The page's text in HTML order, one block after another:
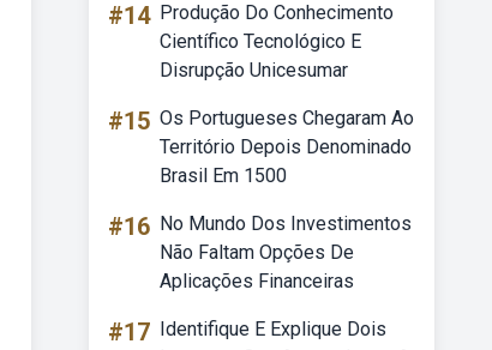
#14 Produção Do Conhecimento
Científico Tecnológico E
Disrupção Unicesumar
#15 Os Portugueses Chegaram Ao
Território Depois Denominado
Brasil Em 1500
#16 No Mundo Dos Investimentos
Não Faltam Opções De
Aplicações Financeiras
#17 Identifique E Explique Dois